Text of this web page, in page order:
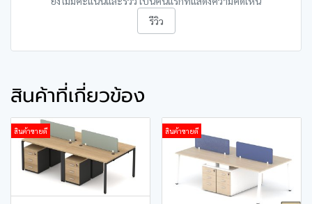
รีวิว
สินค้าที่เกี่ยวข้อง
สินค้าขายดี สินค้าขายดี